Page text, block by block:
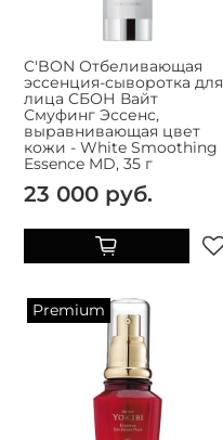
C'BON Отбеливающая
эссенция-сыворотка для
лица СБОН Вайт
Смуфинг Эссенс,
выравнивающая цвет
кожи - White Smoothing
Essence MD, 35 г
23 000 руб.
Premium